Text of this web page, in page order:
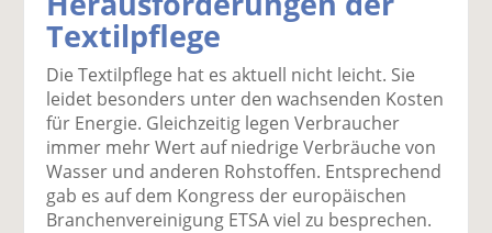
a
F
ac
e
b
o
o
k
t
tt
er
n
a
Li
n
k
e
di
n
te
E
m
l
v
er
se
e
Textilpflege
Die Textilpflege hat es aktuell nicht leicht. Sie
leidet besonders unter den wachsenden Kosten
für Energie. Gleichzeitig legen Verbraucher
immer mehr Wert auf niedrige Verbräuche von
Wasser und anderen Rohstoffen. Entsprechend
gab es auf dem Kongress der europäischen
Branchenvereinigung ETSA viel zu besprechen.